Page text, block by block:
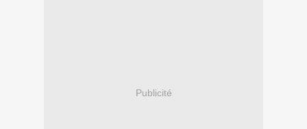
Publicité